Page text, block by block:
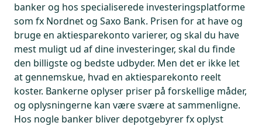
banker og hos specialiserede investeringsplatforme
som fx Nordnet og Saxo Bank. Prisen for at have og
bruge en aktiesparekonto varierer, og skal du have
mest muligt ud af dine investeringer, skal du finde
den billigste og bedste udbyder. Men det er ikke let
at gennemskue, hvad en aktiesparekonto reelt
koster. Bankerne oplyser priser på forskellige måder,
og oplysningerne kan være svære at sammenligne.
Hos nogle banker bliver depotgebyrer fx oplyst